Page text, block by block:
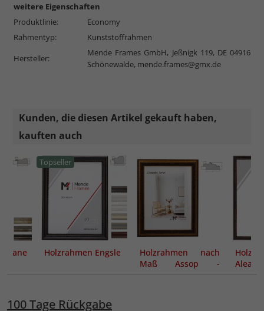
weitere Eigenschaften
Produktlinie:
Economy
Rahmentyp:
Kunststoffrahmen
Hersteller:
Mende Frames GmbH, Jeßnigk 119, DE 04916
Schönewalde, mende.frames@gmx.de
Kunden, die diesen Artikel gekauft haben,
kauften auch
Topseller
Holzrahmen Engsle
Holzrahmen nach
Maß Assop -
Holz-
Alea
100 Tage Rückgabe